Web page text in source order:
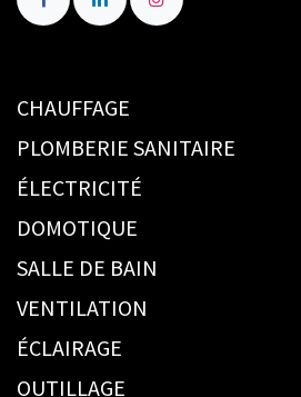
CHAUFFAGE
PLOMBERIE SANITAIRE
ÉLECTRICITÉ
DOMOTIQUE
SALLE DE BAIN
VENTILATION
ÉCLAIRAGE
OUTILLAGE